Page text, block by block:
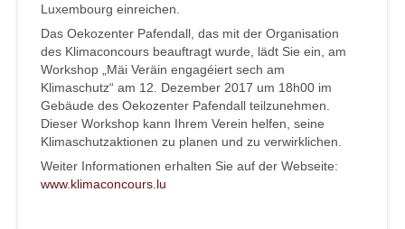
Luxembourg einreichen.
Das Oekozenter Pafendall, das mit der Organisation
des Klimaconcours beauftragt wurde, lädt Sie ein, am
Workshop „Mäi Veräin engagéiert sech am
Klimaschutz“ am 12. Dezember 2017 um 18h00 im
Gebäude des Oekozenter Pafendall teilzunehmen.
Dieser Workshop kann Ihrem Verein helfen, seine
Klimaschutzaktionen zu planen und zu verwirklichen.
Weiter Informationen erhalten Sie auf der Webseite:
www.klimaconcours.lu